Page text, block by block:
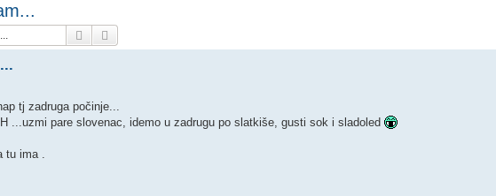
Pretražnik
tj zadruga počinje...
...uzmi pare slovenac, idemo u zadrugu po slatkiše, gusti sok i sladoled
tu ima .